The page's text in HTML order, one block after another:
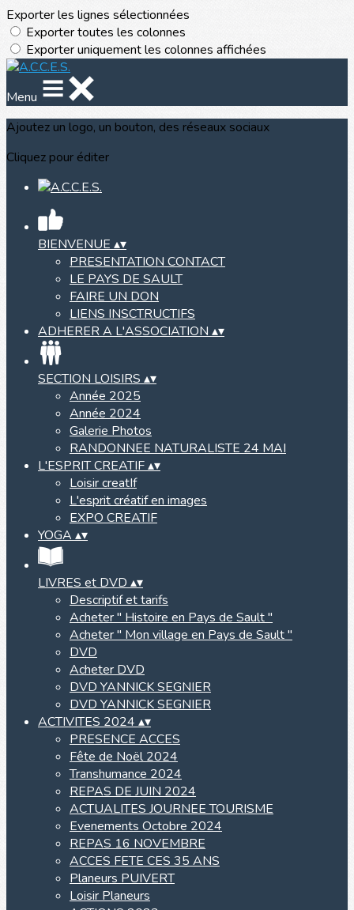
Exporter les lignes sélectionnées
Exporter toutes les colonnes
Exporter uniquement les colonnes affichées
Menu
Ajoutez un logo, un bouton, des réseaux sociaux
Cliquez pour éditer
BIENVENUE ▴▾
PRESENTATION CONTACT
LE PAYS DE SAULT
FAIRE UN DON
LIENS INSCTRUCTIFS
ADHERER A L'ASSOCIATION ▴▾
SECTION LOISIRS ▴▾
Année 2025
Année 2024
Galerie Photos
RANDONNEE NATURALISTE 24 MAI
L'ESPRIT CREATIF▴▾
Loisir creatIf
L'esprit créatif en images
EXPO CREATIF
YOGA ▴▾
LIVRES et DVD ▴▾
Descriptif et tarifs
Acheter " Histoire en Pays de Sault "
Acheter " Mon village en Pays de Sault "
DVD
Acheter DVD
DVD YANNICK SEGNIER
DVD YANNICK SEGNIER
ACTIVITES 2024 ▴▾
PRESENCE ACCES
Fête de Noël 2024
Transhumance 2024
REPAS DE JUIN 2024
ACTUALITES JOURNEE TOURISME
Evenements Octobre 2024
REPAS 16 NOVEMBRE
ACCES FETE CES 35 ANS
Planeurs PUIVERT
Loisir Planeurs